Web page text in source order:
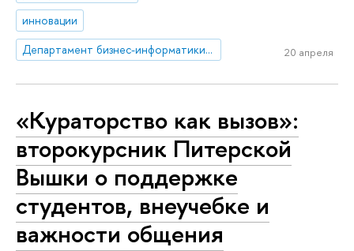
инновации
Департамент бизнес-информатики и операционного менеджмента
20 апреля
«Кураторство как вызов»:
второкурсник Питерской
Вышки о поддержке
студентов, внеучебке и
важности общения